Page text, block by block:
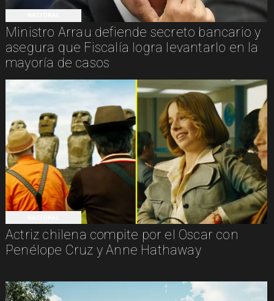
Ministro Arrau defiende secreto bancario y
asegura que Fiscalía logra levantarlo en la
mayoría de casos
Actriz chilena compite por el Oscar con
Penélope Cruz y Anne Hathaway